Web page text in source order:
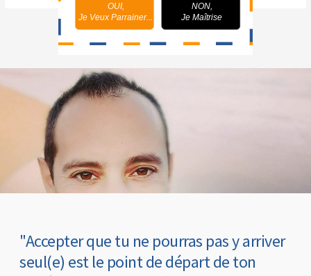
"Accepter que tu ne pourras pas y arriver
seul(e) est le point de départ de ton
OUI,
Je Veux Parrainer...
NON,
Je Maîtrise